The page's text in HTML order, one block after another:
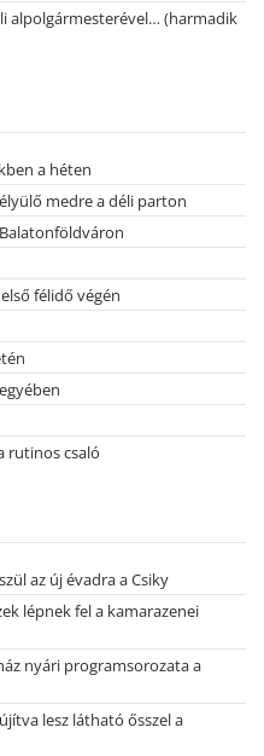
alpolgármesterével… (harmadik
a héten
medre a déli parton
félidő végén
rutinos csaló
az új évadra a Csiky
lépnek fel a kamarazenei
nyári programsorozata a
lesz látható ősszel a